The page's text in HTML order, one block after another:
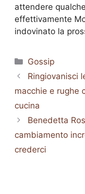
attendere
effettivamente
indovinato la
Categorie
Gossip
Ringiovanisci
macchie e rughe
cucina
Benedetta
cambiamento
crederci